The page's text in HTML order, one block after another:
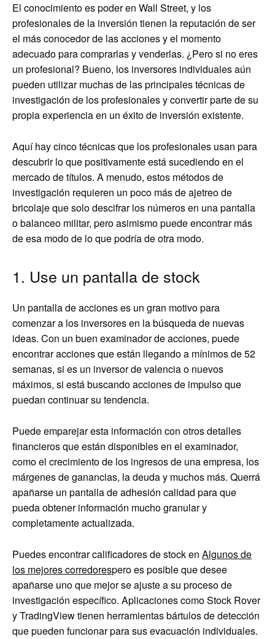
El conocimiento es poder en Wall Street, y los
profesionales de la inversión tienen la reputación de ser
el más conocedor de las acciones y el momento
adecuado para comprarlas y venderlas. ¿Pero si no eres
un profesional? Bueno, los inversores individuales aún
pueden utilizar muchas de las principales técnicas de
investigación de los profesionales y convertir parte de su
propia experiencia en un éxito de inversión existente.
Aquí hay cinco técnicas que los profesionales usan para
descubrir lo que positivamente está sucediendo en el
mercado de títulos. A menudo, estos métodos de
investigación requieren un poco más de ajetreo de
bricolaje que solo descifrar los números en una pantalla
o balanceo militar, pero asimismo puede encontrar más
de esa modo de lo que podría de otra modo.
1. Use un pantalla de stock
Un pantalla de acciones es un gran motivo para
comenzar a los inversores en la búsqueda de nuevas
ideas. Con un buen examinador de acciones, puede
encontrar acciones que están llegando a mínimos de 52
semanas, si es un inversor de valencia o nuevos
máximos, si está buscando acciones de impulso que
puedan continuar su tendencia.
Puede emparejar esta información con otros detalles
financieros que están disponibles en el examinador,
como el crecimiento de los ingresos de una empresa, los
márgenes de ganancias, la deuda y muchos más. Querrá
apañarse un pantalla de adhesión calidad para que
pueda obtener información mucho granular y
completamente actualizada.
Puedes encontrar calificadores de stock en Algunos de
los mejores corredorespero es posible que desee
apañarse uno que mejor se ajuste a su proceso de
investigación específico. Aplicaciones como Stock Rover
y TradingView tienen herramientas bártulos de detección
que pueden funcionar para sus evacuación individuales.